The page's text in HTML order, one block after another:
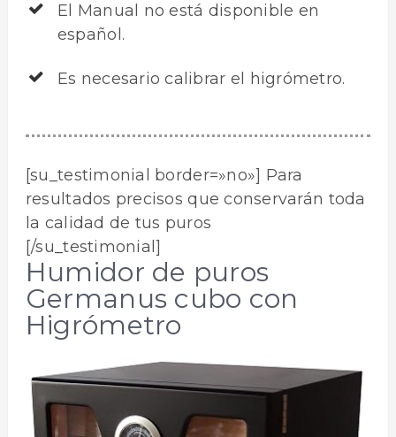
El Manual no está disponible en
español.
Es necesario calibrar el higrómetro.
[su_testimonial border=»no»] Para
resultados precisos que conservarán toda
la calidad de tus puros
[/su_testimonial]
Humidor de puros
Germanus cubo con
Higrómetro